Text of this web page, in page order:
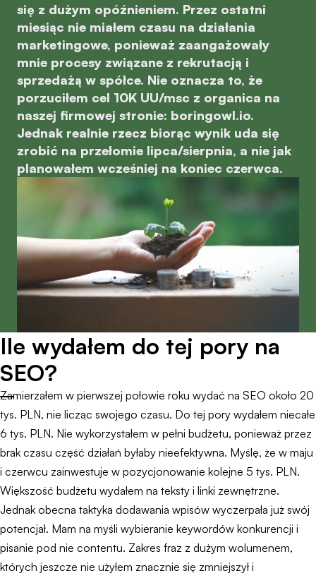
się z dużym opóźnieniem. Przez ostatni
miesiąc nie miałem czasu na działania
marketingowe, ponieważ zaangażowały
mnie procesy związane z rekrutacją i
sprzedażą w spółce. Nie oznacza to, że
porzuciłem cel 10K UU/msc z organica na
naszej firmowej stronie: boringowl.io.
Jednak realnie rzecz biorąc wynik uda się
zrobić na przełomie lipca/sierpnia, a nie jak
planowałem wcześniej na koniec czerwca.
Ile wydałem do tej pory na
SEO?
Zamierzałem w pierwszej połowie roku wydać na SEO około 20
tys. PLN, nie licząc swojego czasu. Do tej pory wydałem niecałe
6 tys. PLN. Nie wykorzystałem w pełni budżetu, ponieważ przez
brak czasu część działań byłaby nieefektywna. Myślę, że w maju
i czerwcu zainwestuje w pozycjonowanie kolejne 5 tys. PLN.
Większość budżetu wydałem na teksty i linki zewnętrzne.
Jednak obecna taktyka dodawania wpisów wyczerpała już swój
potencjał. Mam na myśli wybieranie keywordów konkurencji i
pisanie pod nie contentu. Zakres fraz z dużym wolumenem,
których jeszcze nie użyłem znacznie się zmniejszył i